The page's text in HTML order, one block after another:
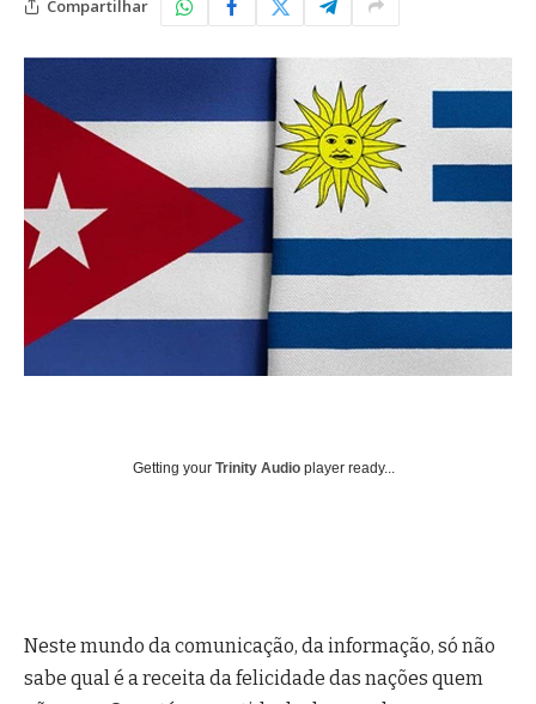
Compartilhar
Getting your Trinity Audio player ready...
Neste mundo da comunicação, da informação, só não
sabe qual é a receita da felicidade das nações quem